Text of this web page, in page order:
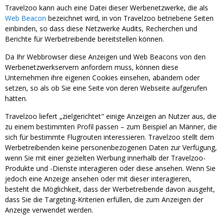
Travelzoo kann auch eine Datei dieser Werbenetzwerke, die als
Web Beacon bezeichnet wird, in von Travelzoo betriebene Seiten
einbinden, so dass diese Netzwerke Audits, Recherchen und
Berichte für Werbetreibende bereitstellen können.
Da Ihr Webbrowser diese Anzeigen und Web Beacons von den
Werbenetzwerkservern anfordern muss, können diese
Unternehmen ihre eigenen Cookies einsehen, abändern oder
setzen, so als ob Sie eine Seite von deren Webseite aufgerufen
hätten.
Travelzoo liefert „zielgerichtet" einige Anzeigen an Nutzer aus, die
zu einem bestimmten Profil passen – zum Beispiel an Männer, die
sich für bestimmte Flugrouten interessieren. Travelzoo stellt dem
Werbetreibenden keine personenbezogenen Daten zur Verfügung,
wenn Sie mit einer gezielten Werbung innerhalb der Travelzoo-
Produkte und -Dienste interagieren oder diese ansehen. Wenn Sie
jedoch eine Anzeige ansehen oder mit dieser interagieren,
besteht die Möglichkeit, dass der Werbetreibende davon ausgeht,
dass Sie die Targeting-Kriterien erfüllen, die zum Anzeigen der
Anzeige verwendet werden.